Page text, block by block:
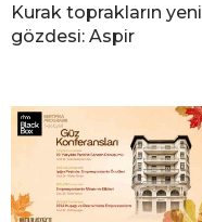
Kurak toprakların yeni
gözdesi: Aspir